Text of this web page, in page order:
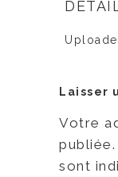
Laisser
Votre
publiée.
sont